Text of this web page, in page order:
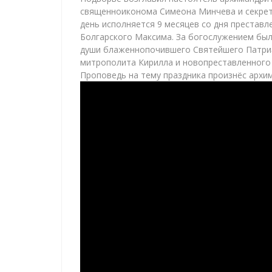
священноиконома Симеона Минчева и
день исполняется 9 месяцев со дня
Болгарского Максима. За богослужением
души блаженнопочившего Святейшего
митрополита Кирилла и
Проповедь на тему праздника произнёс